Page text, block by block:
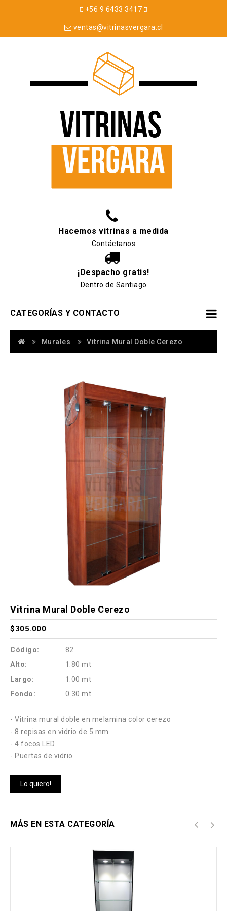
+56 9 6433 3417
ventas@vitrinasvergara.cl
Hacemos vitrinas a medida
Contáctanos
¡Despacho gratis!
Dentro de Santiago
CATEGORÍAS Y CONTACTO
Murales Vitrina Mural Doble Cerezo
Vitrina Mural Doble Cerezo
$305.000
Código:
82
Alto:
1.80 mt
Largo:
1.00 mt
Fondo:
0.30 mt
- Vitrina mural doble en melamina color cerezo
- 8 repisas en vidrio de 5 mm
- 4 focos LED
- Puertas de vidrio
Lo quiero!
MÁS EN ESTA CATEGORÍA